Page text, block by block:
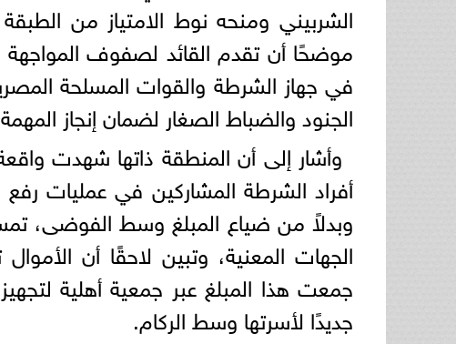
الشربيني ومنحه نوط الامتياز من
موضحًا أن تقدم القائد لصفوف
في جهاز الشرطة والقوات المسلحة
الجنود والضباط الصغار لضمان إنجاز
وأشار إلى أن المنطقة ذاتها شهدت
وبدلاً من ضياع المبلغ وسط الفوضى،
الجهات المعنية، وتبين لاحقًا أن
جمعت هذا المبلغ عبر جمعية أهلية
جديدًا لأسرتها وسط الركام.